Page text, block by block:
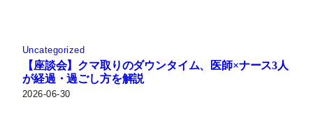
Uncategorized
【座談会】クマ取りのダウンタイム、医師×ナース3人
が経過・過ごし方を解説
2026-06-30